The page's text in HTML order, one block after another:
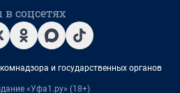
соцсетях
и государственных органов
«Уфа1.ру» (18+)